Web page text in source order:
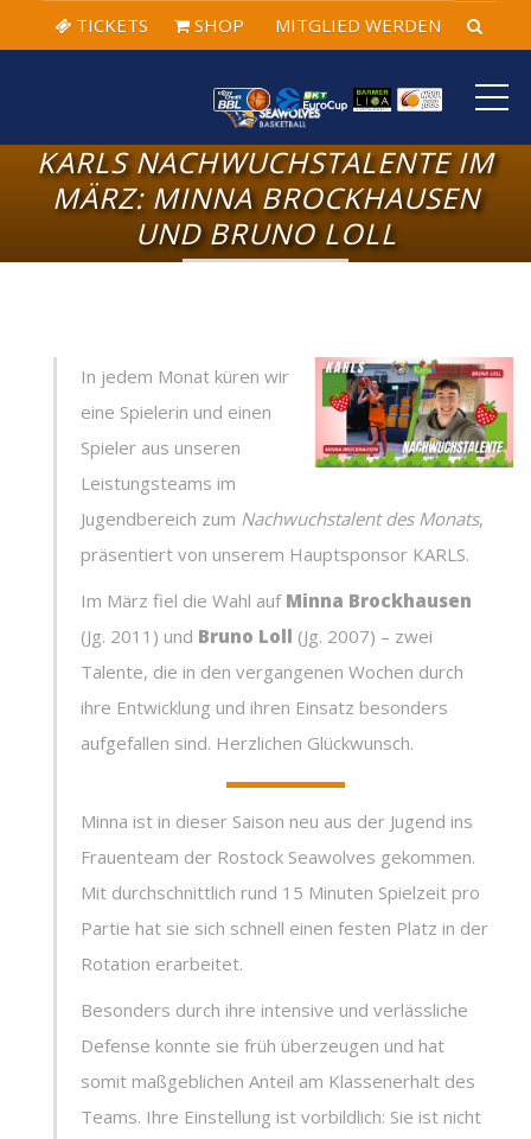
TICKETS SHOP MITGLIED WERDEN
KARLS NACHWUCHSTALENTE IM
MÄRZ: MINNA BROCKHAUSEN
UND BRUNO LOLL
In jedem Monat küren wir
eine Spielerin und einen
Spieler aus unseren
Leistungsteams im
Jugendbereich zum Nachwuchstalent des Monats,
präsentiert von unserem Hauptsponsor KARLS.
Im März fiel die Wahl auf Minna Brockhausen
(Jg. 2011) und Bruno Loll (Jg. 2007) – zwei
Talente, die in den vergangenen Wochen durch
ihre Entwicklung und ihren Einsatz besonders
aufgefallen sind. Herzlichen Glückwunsch.
Minna ist in dieser Saison neu aus der Jugend ins
Frauenteam der Rostock Seawolves gekommen.
Mit durchschnittlich rund 15 Minuten Spielzeit pro
Partie hat sie sich schnell einen festen Platz in der
Rotation erarbeitet.
Besonders durch ihre intensive und verlässliche
Defense konnte sie früh überzeugen und hat
somit maßgeblichen Anteil am Klassenerhalt des
Teams. Ihre Einstellung ist vorbildlich: Sie ist nicht